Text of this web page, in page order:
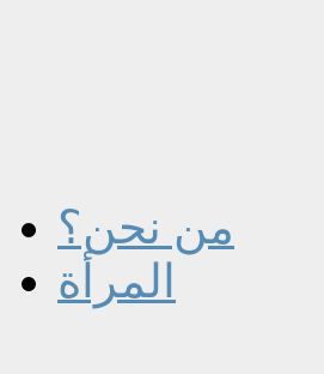
من نحن؟
المرأة